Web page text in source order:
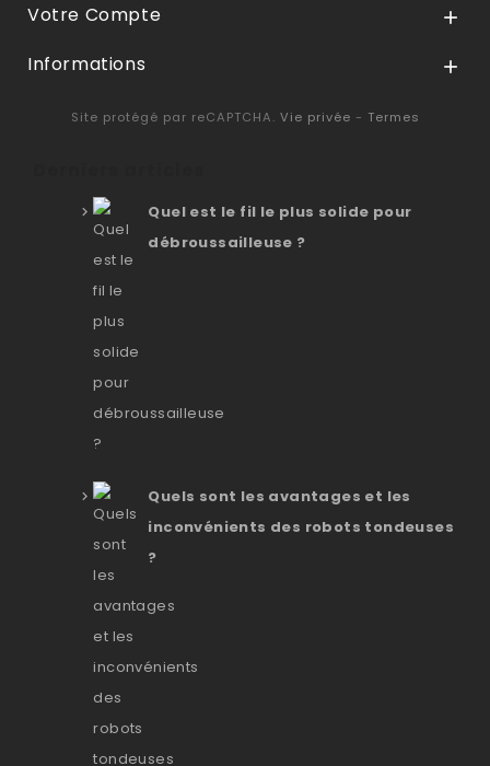
Votre Compte 
Informations 
Site protégé par reCAPTCHA. Vie privée - Termes
Quel est le fil le plus solide pour
débroussailleuse ?
Quels sont les avantages et les
inconvénients des robots tondeuses
?